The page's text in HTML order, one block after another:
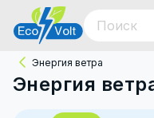
Энергия ветра
Энергия